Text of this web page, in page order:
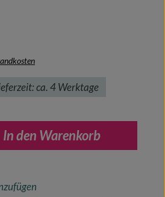
ca. 4 Werktage
gewünschten Wert ein oder
In den Warenkorb